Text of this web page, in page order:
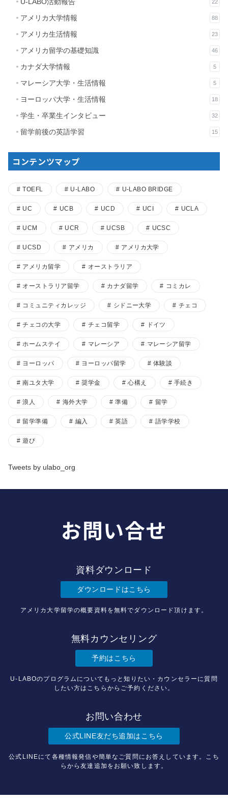
22
アメリカ大学情報 88
アメリカ生活情報 23
アメリカ留学の基礎知識 46
カナダ大学情報 5
マレーシア大学・生活情報 5
ヨーロッパ大学・生活情報 18
学生・卒業生インタビュー 32
留学前後の英語学習 15
コンテンツマップ
TOEFL U-LABO U-LABO BRIDGE
UC UCB UCD UCI UCLA
UCM UCR UCSB UCSC
UCSD アメリカ アメリカ大学
アメリカ留学 オーストラリア
オーストラリア留学 カナダ留学 コミカレ
コミュニティカレッジ シドニー大学 チェコ
チェコの大学 チェコ留学 ドイツ
ホームステイ マレーシア マレーシア留学
ヨーロッパ ヨーロッパ留学 体験談
南ユタ大学 奨学金 心構え 手続き
浪人 海外大学 準備 留学
留学準備 編入 英語 語学学校
遊び
Tweets by ulabo_org
お問い合せ
資料ダウンロード
ダウンロードはこちら
アメリカ大学留学の概要資料を無料でダウンロード頂けます。
無料カウンセリング
予約はこちら
U-LABOのプログラムについてもっと知りたい・カウンセラーに質問
したい方はこちらからご予約ください。
お問い合わせ
公式LINE友だち追加はこちら
公式LINEにて各種情報発信や簡単なご質問にお答えしています。こち
らから友達追加をお願い致します。